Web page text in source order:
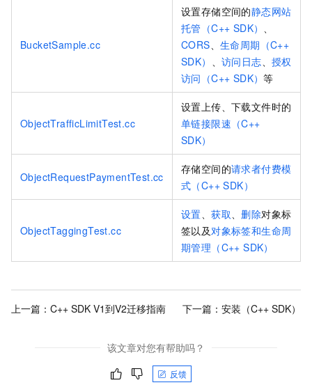
BucketSample.cc
设置存储空间的静态网站
托管（C++ SDK） 、
CORS、生命周期（C++
SDK） 、访问日志、授权
访问（C++ SDK）等
ObjectTrafficLimitTest.cc
设置上传、下载文件时的
单链接限速（C++
SDK）
ObjectRequestPaymentTest.cc
存储空间的请求者付费模
式（C++ SDK）
ObjectTaggingTest.cc
设置、获取、删除对象标
签以及对象标签和生命周
期管理（C++ SDK）
上一篇： C++ SDK V1到V2迁移指南 下一篇： 安装（C++ SDK）
该文章对您有帮助吗？
反馈